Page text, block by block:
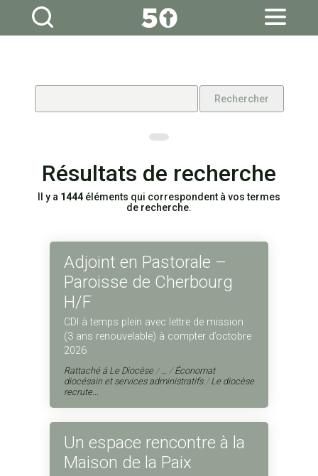
Aller
personnels
Résultats de recherche
Il y a 1444 éléments qui correspondent à vos termes
de recherche.
Adjoint en Pastorale –
Paroisse de Cherbourg
H/F
CDI à temps plein avec lettre de mission
(3 ans renouvelable) à compter d’octobre
2026
Rattaché à Le Diocèse /… /Économat
diocésain et services administratifs /Le diocèse
recrute...
Un espace rencontre à la
Maison de la Paix